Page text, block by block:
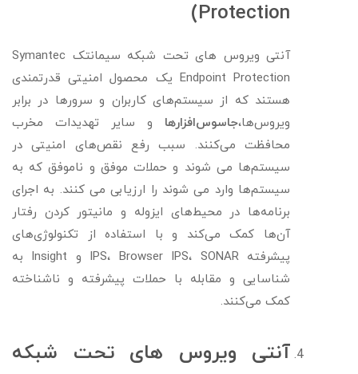
Protection)
آنتی ویروس های تحت شبکه سیمانتک Symantec
Endpoint Protection یک محصول امنیتی قدرتمندی
هستند که از سیستم‌های کاربران و سرورها در برابر
ویروس‌ها،جاسوس‌افزارها و سایر تهدیدات مخرب
محافظت می‌کنند. سبب رفع نقص‌های امنیتی در
سیستم‌ها می شوند و حملات موفق و ناموفق که به
سیستم‌ها وارد می شوند را ارزیابی می کنند. به اجرای
برنامه‌ها در محیط‌های ایزوله و مانیتور کردن رفتار
آن‌ها کمک می‌کند و با استفاده از تکنولوژی‌های
پیشرفته IPS، Browser IPS، SONAR و Insight به
شناسایی و مقابله با حملات پیشرفته و ناشناخته
کمک می‌کنند.
آنتی ویروس های تحت شبکه